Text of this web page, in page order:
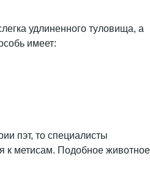
удлиненного туловища, а
имеет:
пэт, то специалисты
к метисам. Подобное животное